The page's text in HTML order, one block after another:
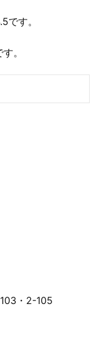
です。
。
・2-105